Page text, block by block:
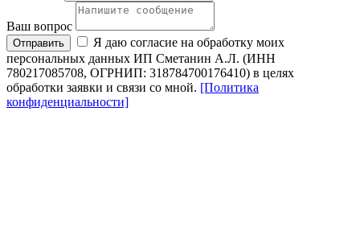
Ваш вопрос
Отправить
Я даю согласие на обработку моих
персональных данных ИП Сметанин А.Л. (ИНН
780217085708, ОГРНИП: 318784700176410) в целях
обработки заявки и связи со мной. [Политика
конфиденциальности]